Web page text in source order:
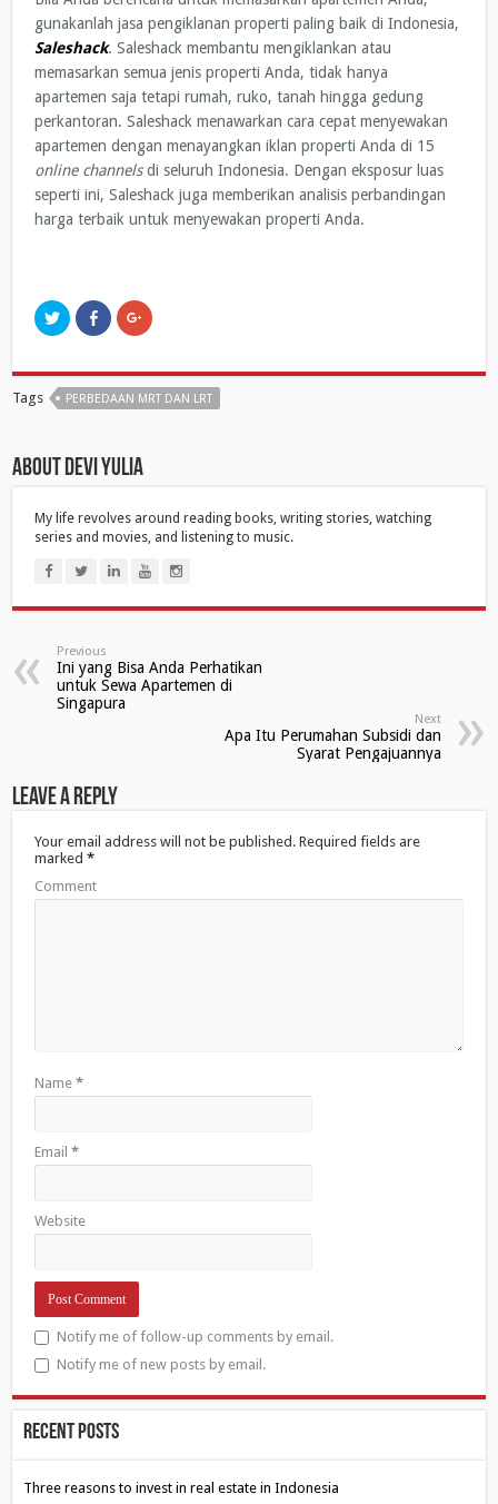
gunakanlah jasa pengiklanan properti paling baik di Indonesia,
Saleshack. Saleshack membantu mengiklankan atau
memasarkan semua jenis properti Anda, tidak hanya
apartemen saja tetapi rumah, ruko, tanah hingga gedung
perkantoran. Saleshack menawarkan cara cepat menyewakan
apartemen dengan menayangkan iklan properti Anda di 15
online channelsdi seluruh Indonesia. Dengan eksposur luas
seperti ini, Saleshack juga memberikan analisis perbandingan
harga terbaik untuk menyewakan properti Anda.
C
l
k
t
o
s
e
o
w
i
t
O
n
s
i
n
n
d
o
w
C
l
k
t
o
s
e
o
a
c
e
o
o
(
e
n
s
i
n
n
d
o
)
C
l
k
t
o
s
o
o
g
e
+
O
i
n
Tags PERBEDAAN MRT DAN LRT
About Devi Yulia
My life revolves around reading books, writing stories, watching
series and movies, and listening to music.
Previous
Ini yang Bisa Anda Perhatikan
untuk Sewa Apartemen di
Singapura
Next
Apa Itu Perumahan Subsidi dan
Syarat Pengajuannya
Leave a Reply
Your email address will not be published. Required fields are
marked*
Comment
Name*
Email*
Website
Notify me of follow-up comments by email.
Notify me of new posts by email.
Recent Posts
Three reasons to invest in real estate in Indonesia